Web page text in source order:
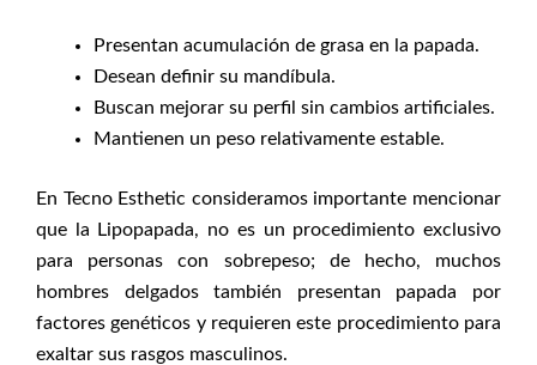
Presentan acumulación de grasa en la papada.
Desean definir su mandíbula.
Buscan mejorar su perfil sin cambios artificiales.
Mantienen un peso relativamente estable.
En Tecno Esthetic consideramos importante mencionar
que la Lipopapada, no es un procedimiento exclusivo
para personas con sobrepeso; de hecho, muchos
hombres delgados también presentan papada por
factores genéticos y requieren este procedimiento para
exaltar sus rasgos masculinos.